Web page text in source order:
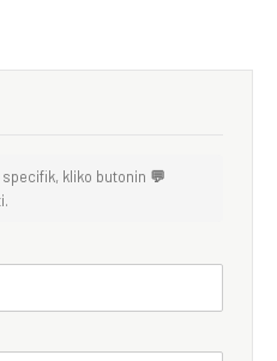
kliko butonin 💬